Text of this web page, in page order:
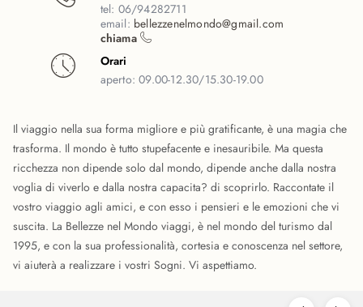
tel: 06/94282711
email: bellezzenelmondo@gmail.com
chiama
Orari
aperto:09.00-12.30/15.30-19.00
Il viaggio nella sua forma migliore e più gratificante, è una magia che
trasforma. Il mondo è tutto stupefacente e inesauribile. Ma questa
ricchezza non dipende solo dal mondo, dipende anche dalla nostra
voglia di viverlo e dalla nostra capacita? di scoprirlo. Raccontate il
vostro viaggio agli amici, e con esso i pensieri e le emozioni che vi
suscita. La Bellezze nel Mondo viaggi, è nel mondo del turismo dal
1995, e con la sua professionalità, cortesia e conoscenza nel settore,
vi aiuterà a realizzare i vostri Sogni. Vi aspettiamo.